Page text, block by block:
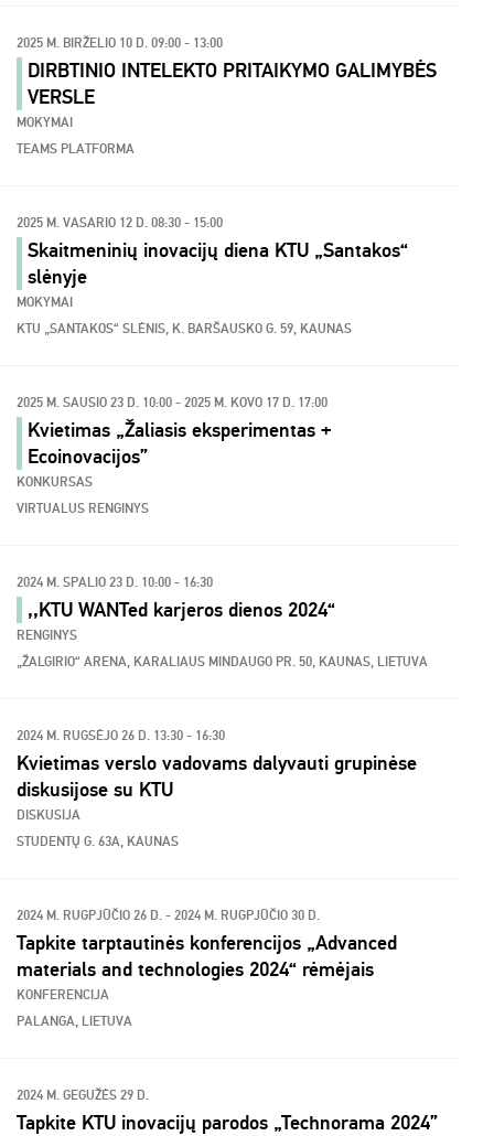
2025 M. BIRŽELIO 10 D. 09:00 - 13:00
DIRBTINIO INTELEKTO PRITAIKYMO GALIMYBĖS
VERSLE
MOKYMAI
TEAMS PLATFORMA
2025 M. VASARIO 12 D. 08:30 - 15:00
Skaitmeninių inovacijų diena KTU „Santakos“
slėnyje
MOKYMAI
KTU „SANTAKOS“ SLĖNIS, K. BARŠAUSKO G. 59, KAUNAS
2025 M. SAUSIO 23 D. 10:00 - 2025 M. KOVO 17 D. 17:00
Kvietimas „Žaliasis eksperimentas +
Ecoinovacijos”
KONKURSAS
VIRTUALUS RENGINYS
2024 M. SPALIO 23 D. 10:00 - 16:30
,,KTU WANTed karjeros dienos 2024“
RENGINYS
„ŽALGIRIO“ ARENA, KARALIAUS MINDAUGO PR. 50, KAUNAS, LIETUVA
2024 M. RUGSĖJO 26 D. 13:30 - 16:30
Kvietimas verslo vadovams dalyvauti grupinėse
diskusijose su KTU
DISKUSIJA
STUDENTŲ G. 63A, KAUNAS
2024 M. RUGPJŪČIO 26 D. - 2024 M. RUGPJŪČIO 30 D.
Tapkite tarptautinės konferencijos „Advanced
materials and technologies 2024“ rėmėjais
KONFERENCIJA
PALANGA, LIETUVA
2024 M. GEGUŽĖS 29 D.
Tapkite KTU inovacijų parodos „Technorama 2024”